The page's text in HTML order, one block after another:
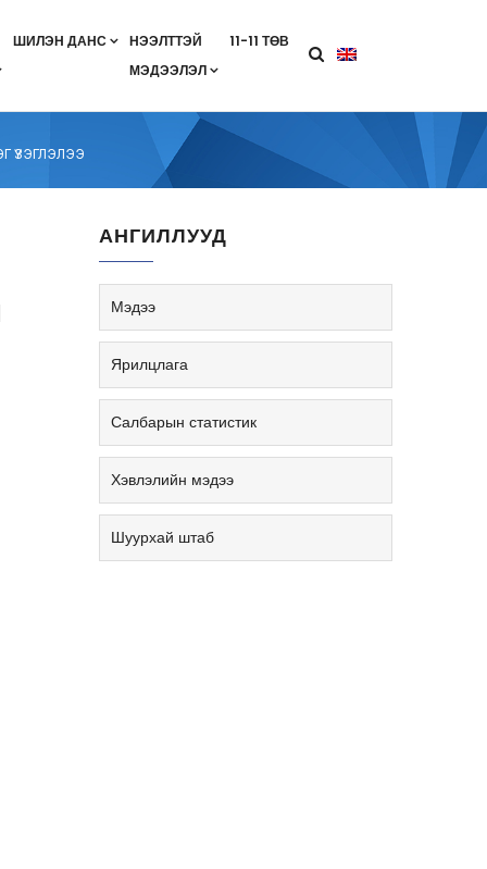
ШИЛЭН ДАНС
НЭЭЛТТЭЙ
МЭДЭЭЛЭЛ
11-11 ТӨВ
ҮЗЭГЛЭЛЭЭ
АНГИЛЛУУД
Мэдээ
Ярилцлага
Салбарын статистик
Хэвлэлийн мэдээ
Шуурхай штаб